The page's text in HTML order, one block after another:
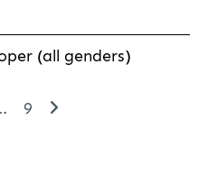
(all genders)
9